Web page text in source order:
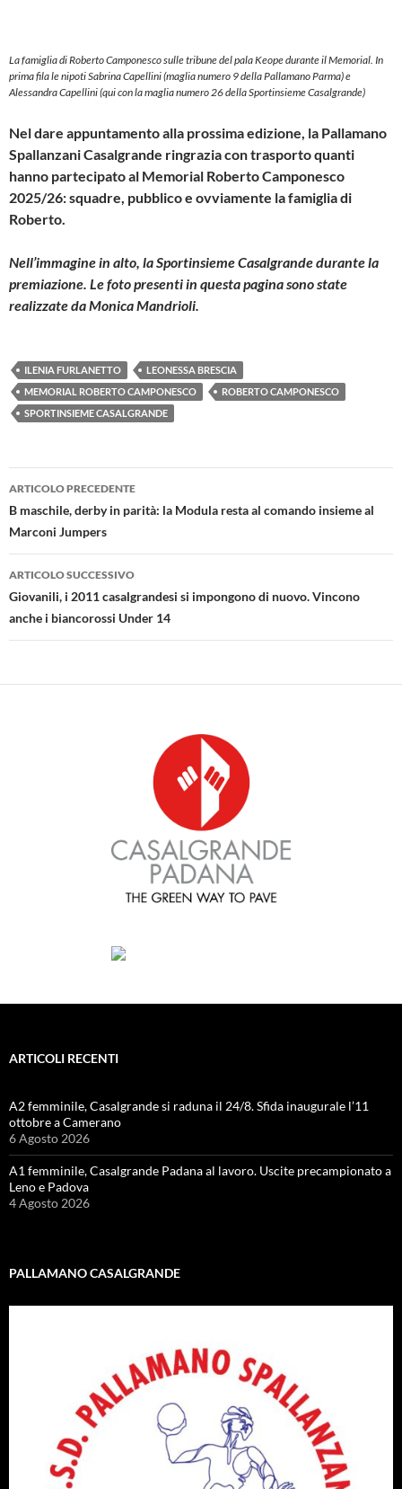
La famiglia di Roberto Camponesco sulle tribune del pala Keope durante il Memorial. In
prima fila le nipoti Sabrina Capellini (maglia numero 9 della Pallamano Parma) e
Alessandra Capellini (qui con la maglia numero 26 della Sportinsieme Casalgrande)
Nel dare appuntamento alla prossima edizione, la Pallamano
Spallanzani Casalgrande ringrazia con trasporto quanti
hanno partecipato al Memorial Roberto Camponesco
2025/26: squadre, pubblico e ovviamente la famiglia di
Roberto.
Nell’immagine in alto, la Sportinsieme Casalgrande durante la
premiazione. Le foto presenti in questa pagina sono state
realizzate da Monica Mandrioli.
ILENIA FURLANETTO
LEONESSA BRESCIA
MEMORIAL ROBERTO CAMPONESCO
ROBERTO CAMPONESCO
SPORTINSIEME CASALGRANDE
Navigazione
articolo
ARTICOLO PRECEDENTE
B maschile, derby in parità: la Modula resta al comando insieme al
Marconi Jumpers
ARTICOLO SUCCESSIVO
Giovanili, i 2011 casalgrandesi si impongono di nuovo. Vincono
anche i biancorossi Under 14
ARTICOLI RECENTI
A2 femminile, Casalgrande si raduna il 24/8. Sfida inaugurale l’11
ottobre a Camerano
6 Agosto 2026
A1 femminile, Casalgrande Padana al lavoro. Uscite precampionato a
Leno e Padova
4 Agosto 2026
PALLAMANO CASALGRANDE